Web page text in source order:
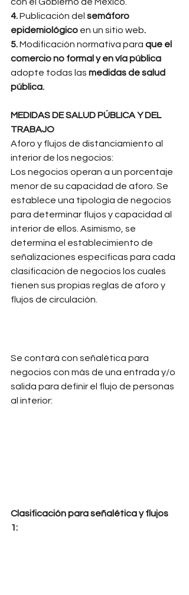
con el Gobierno de México.
4. Publicación del semáforo
epidemiológico en un sitio web.
5. Modificación normativa para que el
comercio no formal y en vía pública
adopte todas las medidas de salud
pública.
MEDIDAS DE SALUD PÚBLICA Y DEL
TRABAJO
Aforo y flujos de distanciamiento al
interior de los negocios:
Los negocios operan a un porcentaje
menor de su capacidad de aforo. Se
establece una tipología de negocios
para determinar flujos y capacidad al
interior de ellos. Asimismo, se
determina el establecimiento de
señalizaciones específicas para cada
clasificación de negocios los cuales
tienen sus propias reglas de aforo y
flujos de circulación.
Se contará con señalética para
negocios con más de una entrada y/o
salida para definir el flujo de personas
al interior:
Clasificación para señalética y flujos
1: